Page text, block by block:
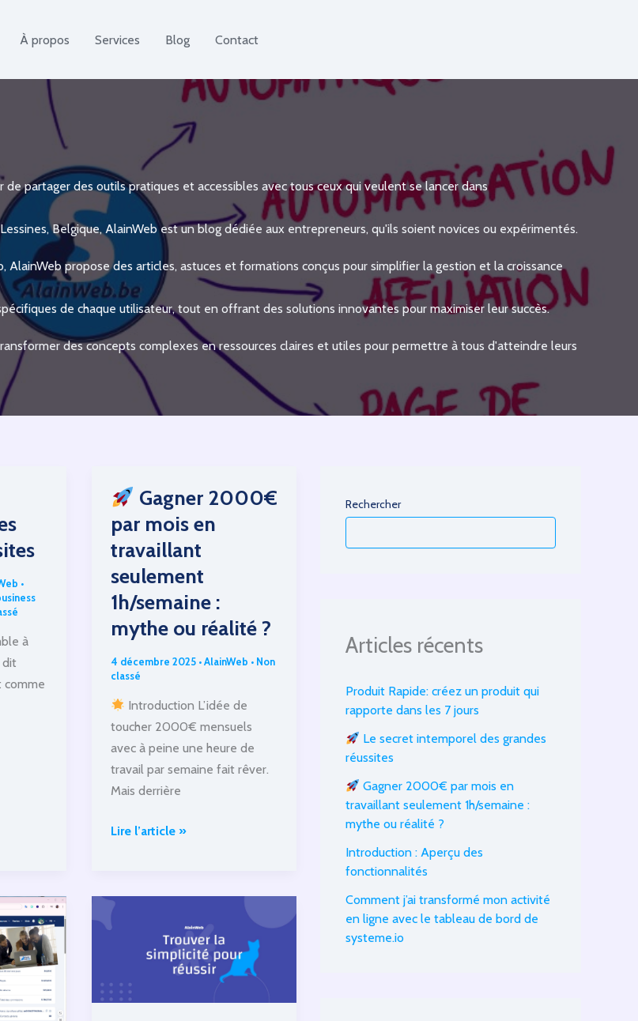
À propos Services Blog Contact
partager des outils pratiques et accessibles avec tous ceux qui veulent se lancer dans
Belgique, AlainWeb est un blog dédiée aux entrepreneurs, qu'ils soient novices ou expérimentés.
propose des articles, astuces et formations conçus pour simplifier la gestion et la croissance
de chaque utilisateur, tout en offrant des solutions innovantes pour maximiser leur succès.
des concepts complexes en ressources claires et utiles pour permettre à tous d'atteindre leurs
•
à
dit
comme
Gagner 2000€
par mois en
travaillant
seulement
1h/semaine :
mythe ou réalité ?
4 décembre 2025 •AlainWeb • Non
classé
Introduction L’idée de
toucher 2000€ mensuels
avec à peine une heure de
travail par semaine fait rêver.
Mais derrière
par
mois
travaillant
seulement
1h/semaine
Lire l’article »
Rechercher
Articles récents
Produit Rapide: créez un produit qui
rapporte dans les 7 jours
Le secret intemporel des grandes
réussites
Gagner 2000€ par mois en
travaillant seulement 1h/semaine :
mythe ou réalité ?
Introduction : Aperçu des
fonctionnalités
Comment j’ai transformé mon activité
en ligne avec le tableau de bord de
systeme.io